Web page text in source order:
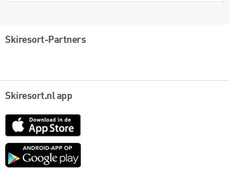
Skiresort-Partners
Skiresort.nl app
App
Google